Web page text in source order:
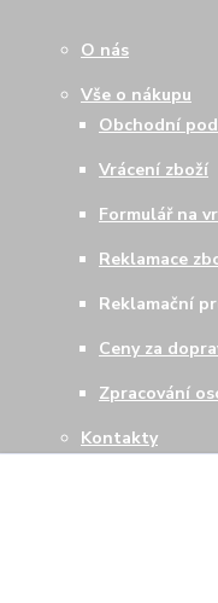
O nás
Vše o nákupu
Obchodní
Vrácení zboží
Formulář na
Reklamace
Reklamační
Ceny za
Zpracování
Kontakty